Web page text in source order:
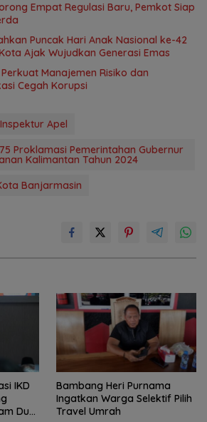
Empat Regulasi Baru, Pemkot Siap
Puncak Hari Anak Nasional ke-42
Ajak Wujudkan Generasi Emas
Manajemen Risiko dan
Cegah Korupsi
Inspektur Apel
Proklamasi Pemerintahan Gubernur
Kalimantan Tahun 2024
Banjarmasin
IKD
Dua
Bambang Heri Purnama
Ingatkan Warga Selektif Pilih
Travel Umrah